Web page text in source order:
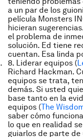
a un par de los
película Monsters
hicieran
el problema de
solución. Ed tiene
cuentan. Esa linda
8. Liderar equipos (
Richard Hackman.
equipos se trata,
demás. Si usted
base tanto en la
equipos (The
saber cómo
lo que en realidad
guiarlos de parte de